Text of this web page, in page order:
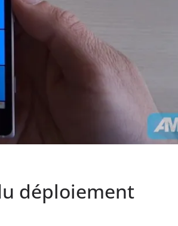
déploiement